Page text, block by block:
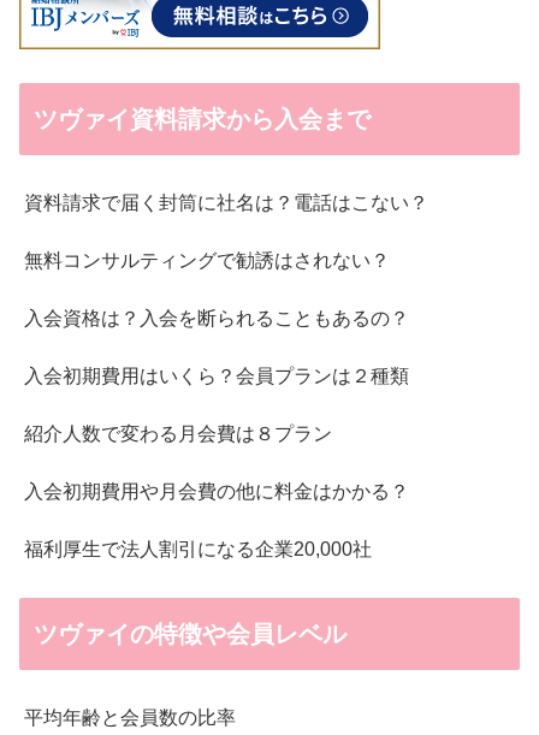
ツヴァイ資料請求から入会まで
資料請求で届く封筒に社名は？電話はこない？
無料コンサルティングで勧誘はされない？
入会資格は？入会を断られることもあるの？
入会初期費用はいくら？会員プランは２種類
紹介人数で変わる月会費は８プラン
入会初期費用や月会費の他に料金はかかる？
福利厚生で法人割引になる企業20,000社
ツヴァイの特徴や会員レベル
平均年齢と会員数の比率